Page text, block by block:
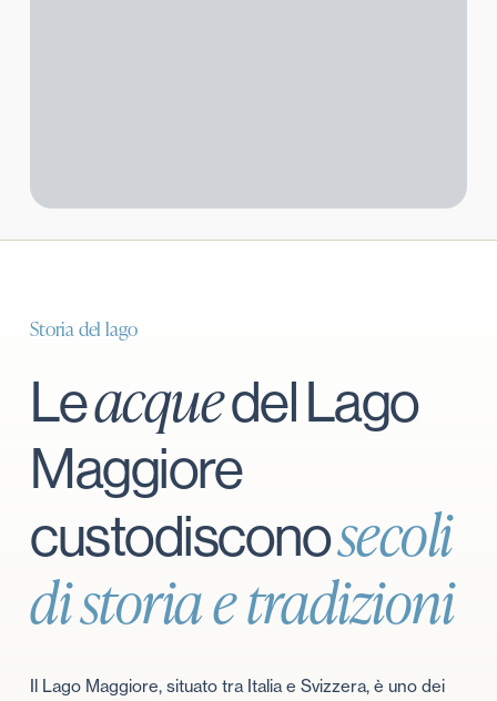
Storia del lago
Leacquedel Lago
Maggiore
custodisconosecoli
di storia e tradizioni
Il Lago Maggiore, situato tra Italia e Svizzera, è uno dei